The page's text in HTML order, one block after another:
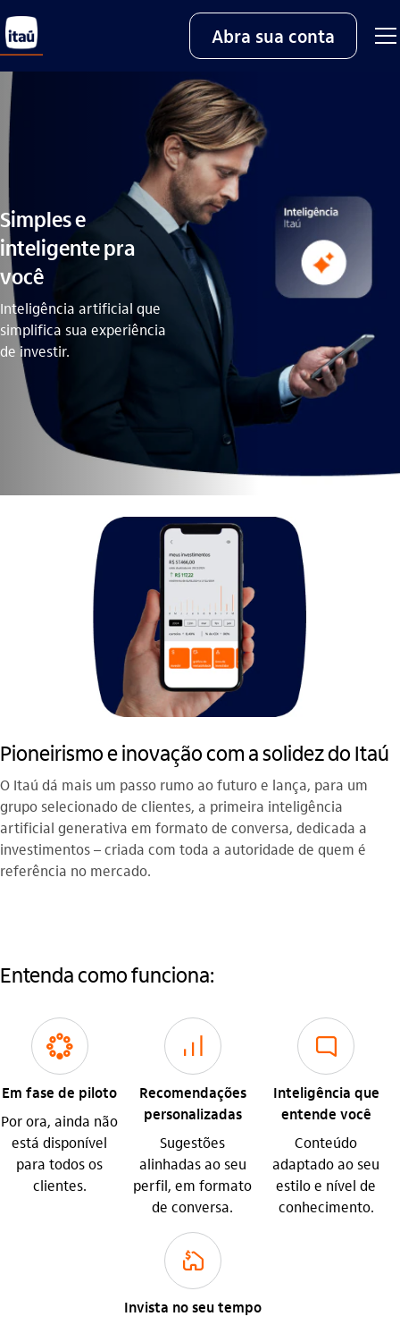
Abra sua conta
Simples e
inteligente pra
você
Inteligência artificial que
simplifica sua experiência
de investir.
Pioneirismo e inovação com a solidez do Itaú
O Itaú dá mais um passo rumo ao futuro e lança, para um
grupo selecionado de clientes, a primeira inteligência
artificial generativa em formato de conversa, dedicada a
investimentos – criada com toda a autoridade de quem é
referência no mercado.
Entenda como funciona:
atualizando_outline
Em fase de piloto
Por ora, ainda não
está disponível
para todos os
clientes.
investimento_outline
Recomendações
personalizadas
Sugestões
alinhadas ao seu
perfil, em formato
de conversa.
sms_chat_outline
Inteligência que
entende você
Conteúdo
adaptado ao seu
estilo e nível de
conhecimento.
consorcio_outline
Invista no seu tempo